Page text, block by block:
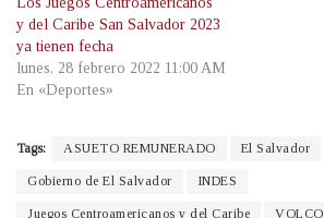
y del Caribe San Salvador 2023
ya tienen fecha
lunes, 28 febrero 2022 11:00 AM
En «Deportes»
Tags: ASUETO REMUNERADO El Salvador
Gobierno de El Salvador INDES
Juegos Centroamericanos y del Caribe VOLCO